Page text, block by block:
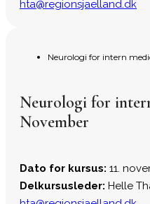
hta@regionsjaelland.dk
Neurologi for intern
Neurologi for
November
Dato for kursus: 11.
Delkursusleder: Helle